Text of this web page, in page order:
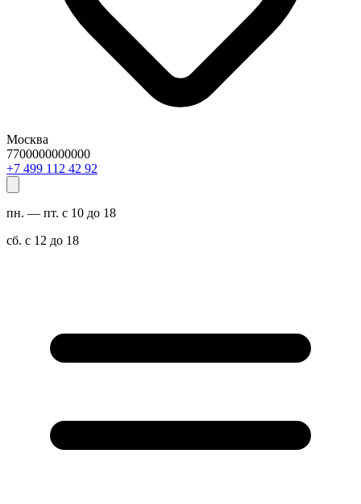
Москва
7700000000000
29 24 211 994 7+
пн. — пт. с 10 до 18
сб. с 12 до 18